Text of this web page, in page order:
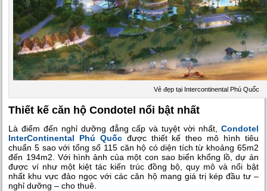
Vẻ đẹp tại Intercontinental Phú Quốc
Thiết kế căn hộ Condotel nổi bật nhất
Là điểm đến nghỉ dưỡng đẳng cấp và tuyệt vời nhất, Condotel
InterContinental Phú Quốc được thiết kế theo mô hình tiêu
chuẩn 5 sao với tổng số 115 căn hộ có diện tích từ khoảng 65m2
đến 194m2. Với hình ảnh của một con sao biển khổng lồ, dự án
được ví như một kiệt tác kiến trúc đồng bộ, quy mô và nổi bật
nhất khu vực đảo ngọc với các căn hộ mang giá trị kép đầu tư –
nghỉ dưỡng – cho thuê.